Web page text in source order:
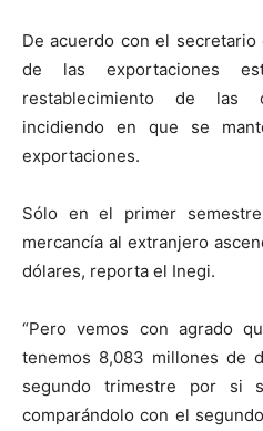
De acuerdo con el
de las exportaciones
restablecimiento de las
incidiendo en que se
exportaciones.
Sólo en el primer
mercancía al extranjero
dólares, reporta el Inegi.
“Pero vemos con agrado
tenemos 8,083 millones de
segundo trimestre por si
comparándolo con el